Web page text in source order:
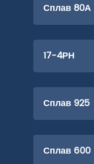
Сплав 80А
17-4РН
Сплав 925
Сплав 600